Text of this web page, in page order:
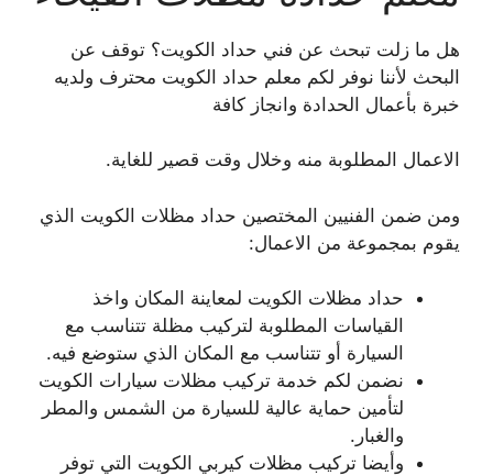
هل ما زلت تبحث عن فني حداد الكويت؟ توقف عن
البحث لأننا نوفر لكم معلم حداد الكويت محترف ولديه
خبرة بأعمال الحدادة وانجاز كافة
الاعمال المطلوبة منه وخلال وقت قصير للغاية.
ومن ضمن الفنيين المختصين حداد مظلات الكويت الذي
يقوم بمجموعة من الاعمال:
حداد مظلات الكويت لمعاينة المكان واخذ
القياسات المطلوبة لتركيب مظلة تتناسب مع
السيارة أو تتناسب مع المكان الذي ستوضع فيه.
نضمن لكم خدمة تركيب مظلات سيارات الكويت
لتأمين حماية عالية للسيارة من الشمس والمطر
والغبار.
وأيضا تركيب مظلات كيربي الكويت التي توفر